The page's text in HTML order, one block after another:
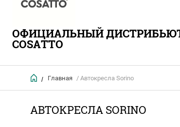
ОФИЦИАЛЬНЫЙ
COSATTO
/ Главная / Автокресла Sorino
АВТОКРЕСЛА SORINO